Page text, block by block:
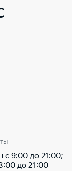
с 9:00 до 21:00;
до 21:00